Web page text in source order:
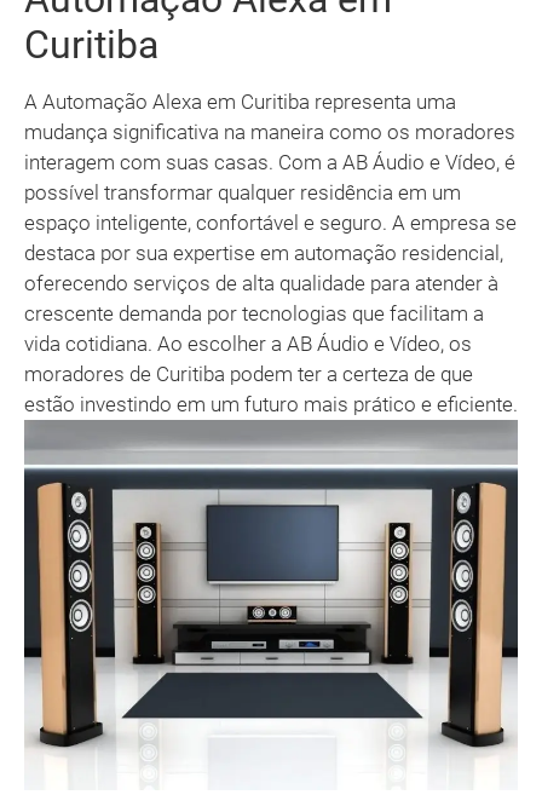
Curitiba
A Automação Alexa em Curitiba representa uma
mudança significativa na maneira como os moradores
interagem com suas casas. Com a AB Áudio e Vídeo, é
possível transformar qualquer residência em um
espaço inteligente, confortável e seguro. A empresa se
destaca por sua expertise em automação residencial,
oferecendo serviços de alta qualidade para atender à
crescente demanda por tecnologias que facilitam a
vida cotidiana. Ao escolher a AB Áudio e Vídeo, os
moradores de Curitiba podem ter a certeza de que
estão investindo em um futuro mais prático e eficiente.